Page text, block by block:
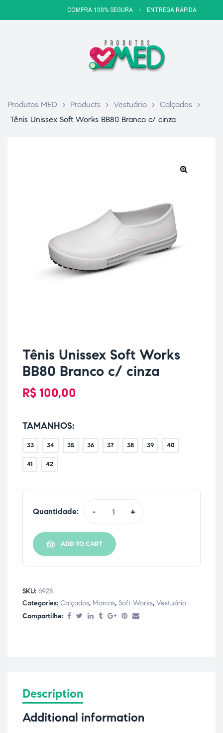
COMPRA 100% SEGURA • ENTREGA RÁPIDA
Produtos MED > Products > Vestuário > Calçados
>
Tênis Unissex Soft Works BB80 Branco c/ cinza
Tênis Unissex Soft Works
BB80 Branco c/ cinza
R$ 100,00
TAMANHOS
33 34 35 36 37 38 39 40
41 42
Quantidade: - +
ADD TO CART
SKU: 6928
Categories: Calçados, Marcas, Soft Works, Vestuário
Compartilhe:
Description
Additional information